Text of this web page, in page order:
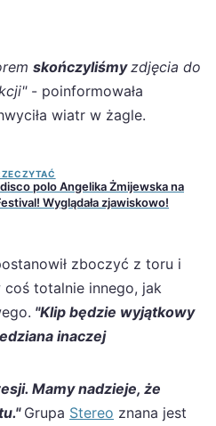
skończyliśmyzdjęcia do
- poinformowała
wiatr w żagle.
polo Angelika Żmijewska na
Wyglądała zjawiskowo!
zboczyć z toru i
totalnie innego, jak
"Klip będzie wyjątkowy
inaczej
Mamy nadzieje, że
Grupa Stereo znana jest